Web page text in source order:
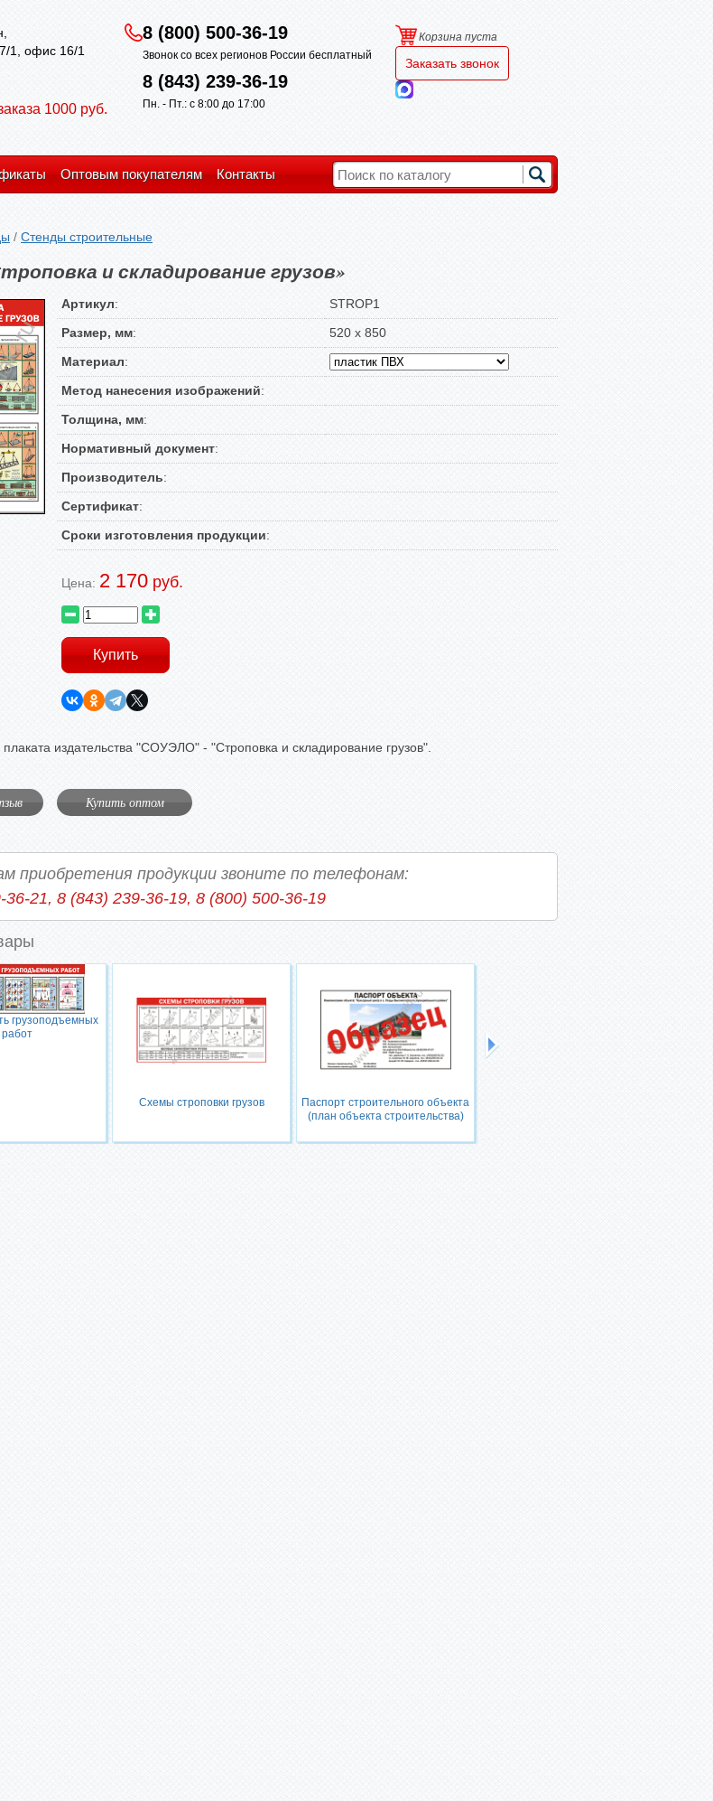
1, офис 16/1
1000 руб.
8 (800) 500-36-19
Звонок со всех регионов России бесплатный
8 (843) 239-36-19
Пн. - Пт.: с 8:00 до 17:00
Корзина пуста
Заказать звонок
Оптовым покупателям Контакты
/ Стенды строительные
и складирование грузов»
Артикул:
STROP1
Размер, мм:
520 х 850
Материал:
Метод нанесения изображений:
Толщина, мм:
Нормативный документ:
Производитель:
Сертификат:
Сроки изготовления продукции:
Цена: 2 170 руб.
плаката издательства "СОУЭЛО" - "Строповка и складирование грузов".
Купить оптом
приобретения продукции звоните по телефонам:
36-21, 8 (843) 239-36-19, 8 (800) 500-36-19
грузоподъемных
работ
Схемы строповки грузов
Паспорт строительного объекта
(план объекта строительства)